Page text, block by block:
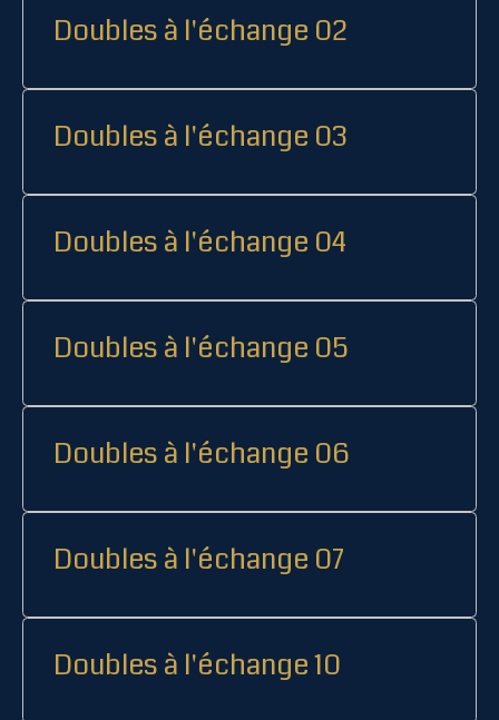
Doubles à l'échange 02
Doubles à l'échange 03
Doubles à l'échange 04
Doubles à l'échange 05
Doubles à l'échange 06
Doubles à l'échange 07
Doubles à l'échange 10